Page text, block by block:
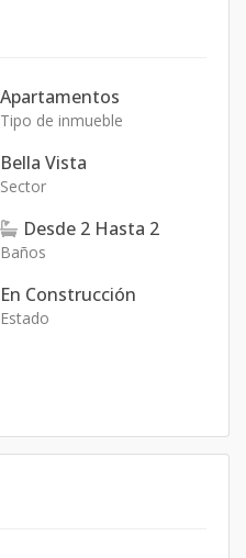
Apartamentos
Tipo de inmueble
Bella Vista
Sector
Desde 2 Hasta 2
Baños
En Construcción
Estado